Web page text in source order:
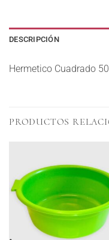
DESCRIPCIÓN
Hermetico Cuadrado
PRODUCTOS